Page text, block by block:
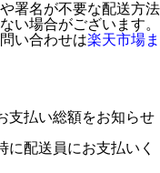
署名が不要な配送方法
い場合がございます。
い合わせは楽天市場ま
支払い総額をお知らせ
配送員にお支払いく